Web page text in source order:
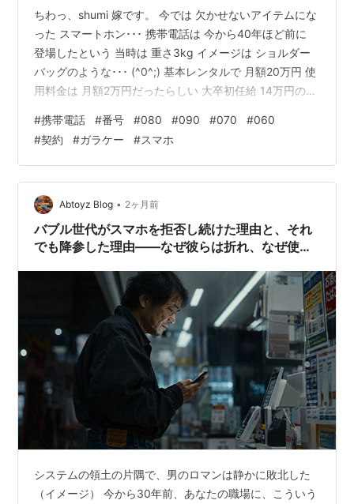
ちわっ、shumi 嫁です。 今では 欠かせないアイテムにな
った スマートホン･･･ 携帯電話は 今から40年ほど前に
登場したという 当時は 重さ3kg イメージは ショルダー
バッグのような･･･ (^0^;) 基本レンタルで 月額20万円 使
用料金は 月額2万円だったらしい 大卒初任給 14万円の時
て ポケットに入れて 持ち歩けるサイズに アンテナ付き
だった 電話の機能から インターネット接続 TVを見るこ
とができるなど･･･ すさまじい 変化を遂げる!!! ガラケー
と呼ばれる 日本独特の 携帯電話もあったくらいだ･･･
(￣｡￣…
#携帯電話 #番号 #080 #090 #070 #060
#契約 #ガラケー #スマホ
Abtoyz Blog • 2ヶ月前
バブル世代がスマホを拒否し続けた理由と、それ
でも降参した理由――なぜ彼らは折れ、なぜ使い
システムの領土の片隅で、男のロマンは静かに敗北した
（イメージ） 今から30年前、あなたの職場に、こういう